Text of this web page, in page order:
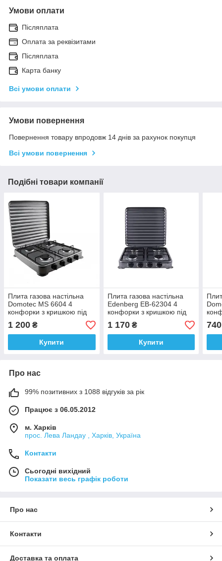
Умови оплати
Післяплата
Оплата за реквізитами
Післяплата
Карта банку
Всі умови оплати
Умови повернення
Повернення товару впродовж 14 днів за рахунок покупця
Всі умови повернення
Подібні товари компанії
Плита газова настільна
Domotec MS 6604 4
конфорки з кришкою під
газовий балон
1 200 ₴
Купити
Плита газова настільна
Edenberg EB-62304 4
конфорки з кришкою під
газовий балон
1 170₴
Купити
740
Про нас
99% позитивних з 1088 відгуків за рік
Працює з 06.05.2012
м. Харків
прос. Лева Ландау , Харків, Україна
Контакти
Сьогодні вихідний
Показати весь графік роботи
Про нас
Контакти
Доставка та оплата